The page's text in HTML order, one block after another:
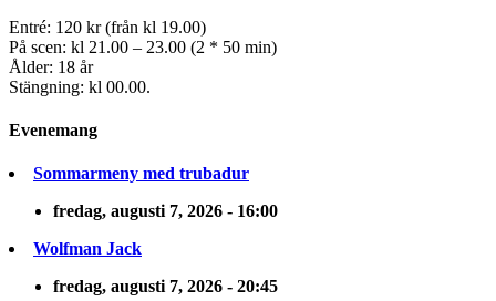
Entré: 120 kr (från kl 19.00)
På scen: kl 21.00 – 23.00 (2 * 50 min)
Ålder: 18 år
Stängning: kl 00.00.
Evenemang
Sommarmeny med trubadur
fredag, augusti 7, 2026 - 16:00
Wolfman Jack
fredag, augusti 7, 2026 - 20:45